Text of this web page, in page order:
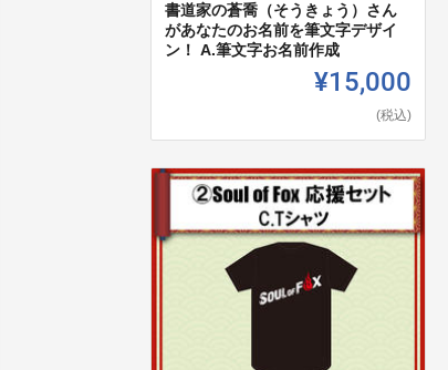
書道家の蒼喬（そうきょう）さん
があなたのお名前を筆文字デザイ
ン！ A.筆文字お名前作成
¥15,000
(税込)